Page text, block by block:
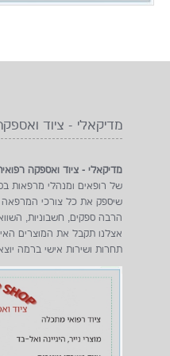
מדיקאלי - ציוד
מדיקאלי - ציוד ואספקה
של רופאים ומנהלי מרפאות
שיספק את כל צורכי
הרבה ספקים, חשבוניות,
אצלנו תקבל את המוצרים
תחרות ושירות אישי ברמה